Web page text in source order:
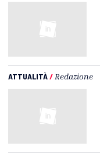
ATTUALITÀ/ Redazione